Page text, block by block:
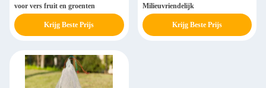
voor vers fruit en groenten
Krijg Beste Prijs
Milieuvriendelijk
Krijg Beste Prijs